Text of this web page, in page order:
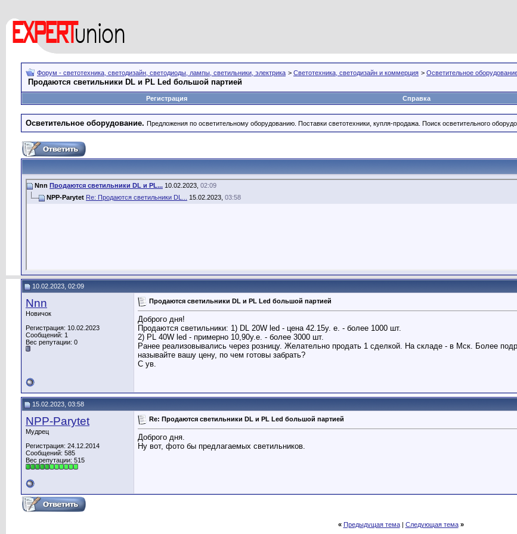
Форум - светотехника, светодизайн, светодиоды, лампы, светильники, электрика > Светотехника, светодизайн и коммерция > Осветительное
Продаются светильники DL и PL Led большой партией
Регистрация
Справка
Осветительное оборудование. Предложения по осветительному оборудованию. Поставки светотехники, купля-продажа. Поиск осветительного
Nnn Продаются светильники DL и PL... 10.02.2023, 02:09
NPP-Parytet Re: Продаются светильники DL... 15.02.2023, 03:58
10.02.2023, 02:09
Nnn
Новичок
Регистрация: 10.02.2023
Сообщений: 1
Вес репутации: 0
Продаются светильники DL и PL Led большой партией
Доброго дня!
Продаются светильники: 1) DL 20W led - цена 42.15у. е. - более 1000 шт.
2) PL 40W led - примерно 10,90у.е. - более 3000 шт.
Ранее реализовывались через розницу. Желательно продать 1 сделкой. На складе - в Мск. Более
называйте вашу цену, по чем готовы забрать?
С ув.
15.02.2023, 03:58
NPP-Parytet
Мудрец
Регистрация: 24.12.2014
Сообщений: 585
Вес репутации: 515
Re: Продаются светильники DL и PL Led большой партией
Доброго дня.
Ну вот, фото бы предлагаемых светильников.
« Предыдущая тема| Следующая тема »